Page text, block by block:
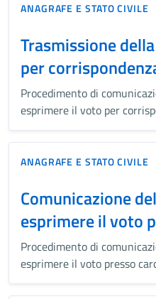
ANAGRAFE E STATO CIVILE
Trasmissione
per
Procedimento di
esprimere il voto per
ANAGRAFE E STATO CIVILE
Comunicazione
esprimere il voto
Procedimento di
esprimere il voto presso